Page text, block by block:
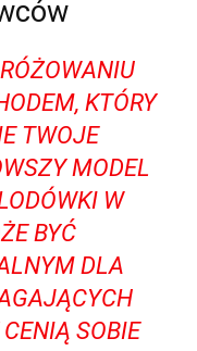
KTÓRY
TWOJE
MODEL
W
BYĆ
DLA
SOBIE